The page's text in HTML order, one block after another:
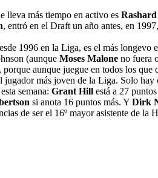
lleva más tiempo en activo es
, entró en el Draft un año antes, en
1996 en la Liga, es el más
(aunque Moses Malone no fuera
aunque juegue en todos los
jugador más joven de la Liga. Solo
semana: Grant Hill está a 27
si anota 16 puntos más. Y Dirk
de ser el 16º mayor asistente de